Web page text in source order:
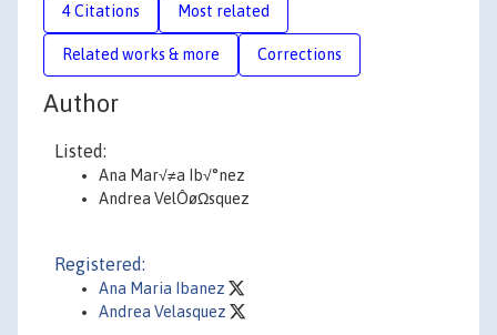
4 Citations Most related
Related works & more Corrections
Author
Listed:
Ana Mar√≠a Ib√°nez
Andrea VelÔøΩsquez
Registered:
Ana Maria Ibanez
Andrea Velasquez